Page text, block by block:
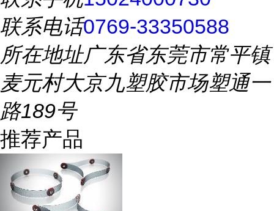
联系电话0769-33350588
所在地址广东省东莞市常平镇
麦元村大京九塑胶市场塑通一
路189号
推荐产品